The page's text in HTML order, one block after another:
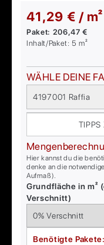
41,29 € / m²
Paket: 206,47 €
Inhalt/Paket: 5 m²
WÄHLE DEINE
4197001 Raffia
TIPPS
Hier kannst du die
denke an die
Aufmaß).
Grundfläche in m²
Verschnitt)
Benötigte Pakete: